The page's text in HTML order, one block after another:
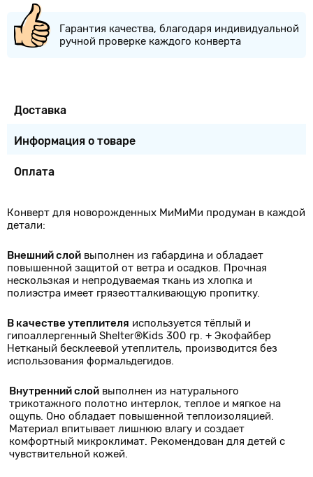
Гарантия качества, благодаря индивидуальной
ручной проверке каждого конверта
Доставка
Информация о товаре
Оплата
Конверт для новорожденных МиМиМи продуман в каждой
детали:
Внешний слой выполнен из габардина и обладает
повышенной защитой от ветра и осадков. Прочная
нескользкая и непродуваемая ткань из хлопка и
полиэстра имеет грязеотталкивающую пропитку.
В качестве утеплителя используется тёплый и
гипоаллергенный Shelter®Kids 300 гр. + Экофайбер
Нетканый бесклеевой утеплитель, производится без
использования формальдегидов.
Внутренний слой выполнен из натурального
трикотажного полотно интерлок, теплое и мягкое на
ощупь. Оно обладает повышенной теплоизоляцией.
Материал впитывает лишнюю влагу и создает
комфортный микроклимат. Рекомендован для детей с
чувствительной кожей.